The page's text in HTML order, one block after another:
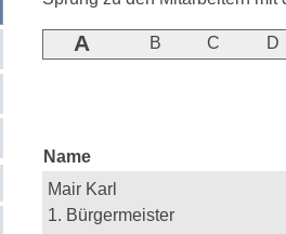
A B C D
Name
Mair Karl
1. Bürgermeister